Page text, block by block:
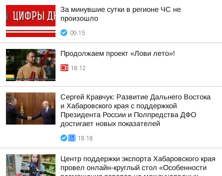
За минувшие сутки в регионе ЧС не
произошло
09:15
Продолжаем проект «Лови лето»!
18:12
Сергей Кравчук: Развитие Дальнего Востока
и Хабаровского края с поддержкой
Президента России и Полпредства ДФО
достигает новых показателей
18:18
Центр поддержки экспорта Хабаровского края
провел онлайн-круглый стол «Особенности